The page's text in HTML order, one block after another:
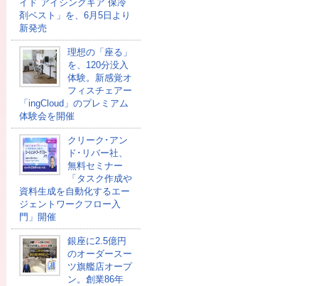
イド アイシングギア 保冷
剤ベスト」を、6月5日より
新発売
理想の「座る」
を、120分没入
体験。新感覚オ
フィスチェアー
「ingCloud」のプレミアム
体験会を開催
クリーク･アン
ド･リバー社、
無料セミナー
「タスク作成や
資料生成を自動化するエー
ジェントワークフロー入
門」開催
銀座に2.5億円
のオーダースー
ツ旗艦店オープ
ン。創業86年